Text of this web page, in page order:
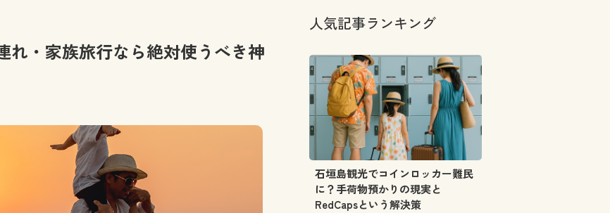
れ・家族旅行なら絶対使うべき神
人気記事ランキング
石垣島観光でコインロッカー難民
に？手荷物預かりの現実と
RedCapsという解決策